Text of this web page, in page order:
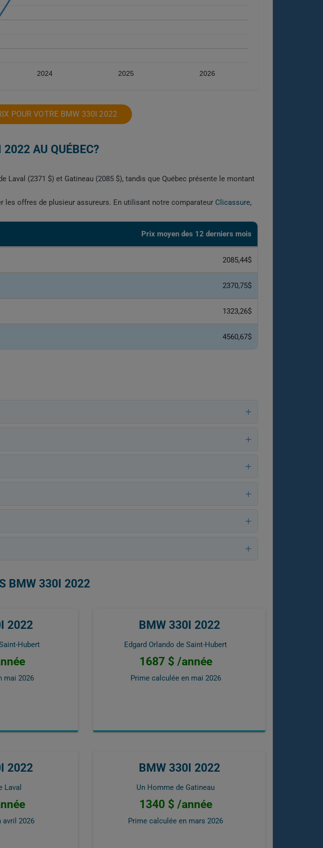
2024 2025 2026
POUR VOTRE BMW 330I 2022
2022 AU QUÉBEC?
(2371 $) et Gatineau (2085 $), tandis que Québec présente le montant
offres de plusieur assureurs. En utilisant notre comparateur Clicassure,
Prix ​​moyen des 12 derniers mois
2085,44$
2370,75$
1323,26$
4560,67$
BMW 330I 2022
2022
Hubert
mai 2026
BMW 330I 2022
Edgard Orlando de Saint-Hubert
1687 $ /année
Prime calculée en mai 2026
2022
Laval
avril 2026
BMW 330I 2022
Un Homme de Gatineau
1340 $ /année
Prime calculée en mars 2026